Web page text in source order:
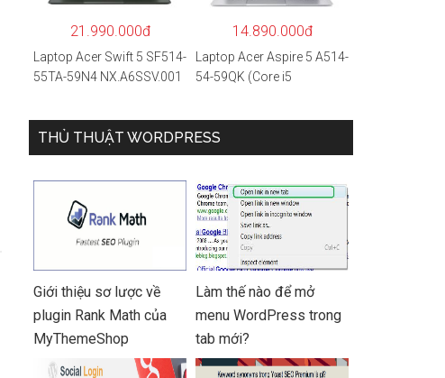
21.990.000đ
Laptop Acer Swift 5 SF514-
55TA-59N4 NX.A6SSV.001
SSD/14″FHD_Touch/Win1
0/Xanh) – Hàng chính
14.890.000đ
Laptop Acer Aspire 5 A514-
54-59QK (Core i5
11/Vàng)
THỦ THUẬT WORDPRESS
Giới thiệu sơ lược về
plugin Rank Math của
MyThemeShop
Làm thế nào để mở
menu WordPress trong
tab mới?